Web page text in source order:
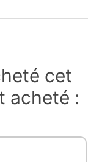
cet
acheté :